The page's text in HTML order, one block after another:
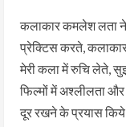
कलाकार कमलेश लता ने
प्रेक्टिस करते,
मेरी कला में रुचि लेते,
फिल्मों में अश्लीलता
दूर रखने के प्रयास